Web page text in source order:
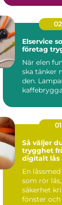
Elservice
företag
När elen
ska tänker
den.
Så väljer
trygghet
digitalt lås
En
som rör
säkerhet
fönster och